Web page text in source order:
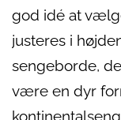
god idé at
justeres i
sengeborde,
være en dyr